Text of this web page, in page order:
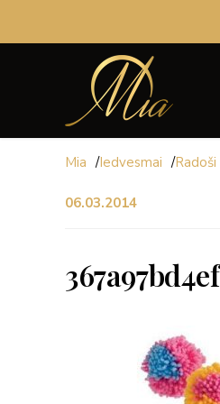
Mia /Iedvesmai /Radoši
06.03.2014